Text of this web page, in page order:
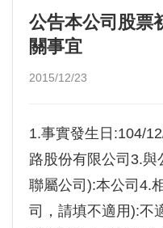
公告本公司股票
關事宜
2015/12/23
1.事實發生日:104/
路股份有限公司3.
聯屬公司):本公司4.
司，請填不適用):不